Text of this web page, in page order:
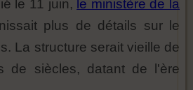
le 11 juin, le ministère de la
plus de détails sur le
La structure serait vieille de
de siècles, datant de l'ère